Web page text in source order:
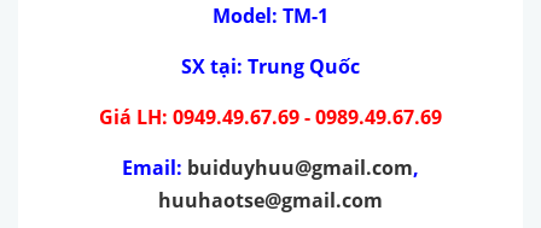
Model: TM-1
SX tại: Trung Quốc
Giá LH: 0949.49.67.69 - 0989.49.67.69
Email: buiduyhuu@gmail.com,
huuhaotse@gmail.com